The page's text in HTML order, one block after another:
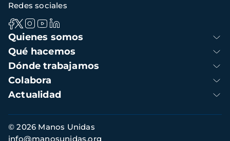
Navegación
principal
Quienes somos
Qué hacemos
Dónde trabajamos
Colabora
Actualidad
Redes sociales
Información
de
© 2026 Manos Unidas
info@manosunidas.org